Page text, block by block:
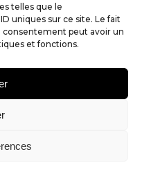
telles que le
uniques sur ce site. Le fait
consentement peut avoir un
et fonctions.